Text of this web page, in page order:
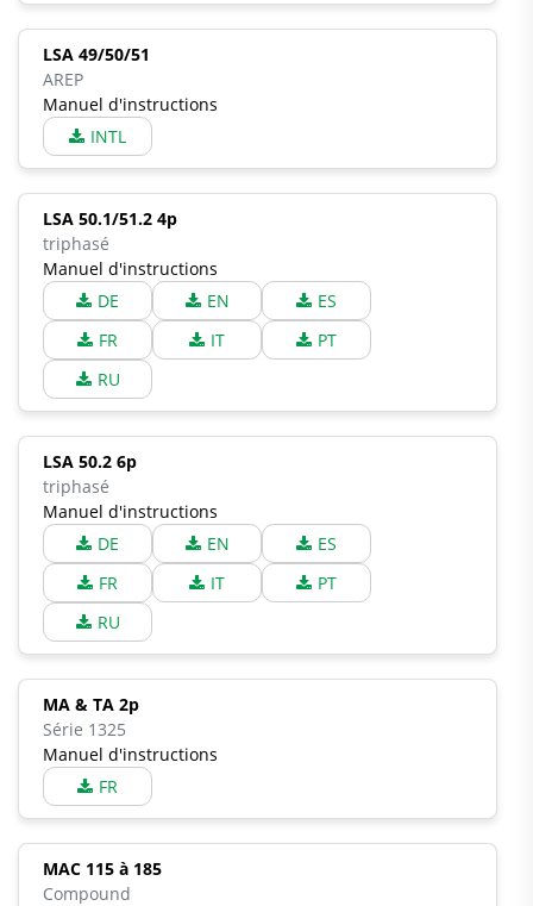
LSA 49/50/51
AREP
Manuel d'instructions
INTL
LSA 50.1/51.2 4p
triphasé
Manuel d'instructions
DE
EN
ES
FR
IT
PT
RU
LSA 50.2 6p
triphasé
Manuel d'instructions
DE
EN
ES
FR
IT
PT
RU
MA & TA 2p
Série 1325
Manuel d'instructions
FR
MAC 115 à 185
Compound